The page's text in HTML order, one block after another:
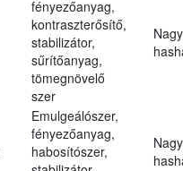
fényezőanyag,
kontraszterősítő,
stabilizátor,
sűrítőanyag,
tömegnövelő
szer
Emulgeálószer,
fényezőanyag,
habosítószer,